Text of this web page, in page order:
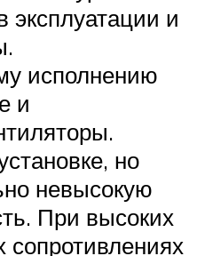
и
исполнению
и
но
невысокую
При высоких
сопротивлениях